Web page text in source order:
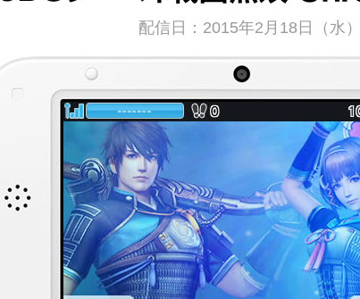
配信日：2015年2月18日（水）